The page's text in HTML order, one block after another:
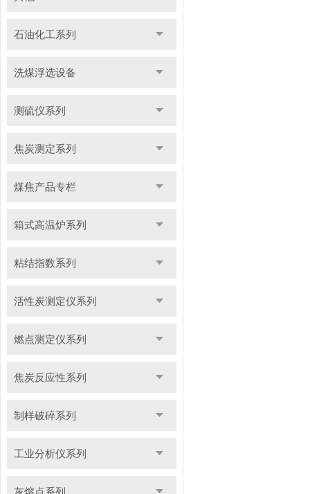
石油化工系列
洗煤浮选设备
测硫仪系列
焦炭测定系列
煤焦产品专栏
箱式高温炉系列
粘结指数系列
活性炭测定仪系列
燃点测定仪系列
焦炭反应性系列
制样破碎系列
工业分析仪系列
灰熔点系列